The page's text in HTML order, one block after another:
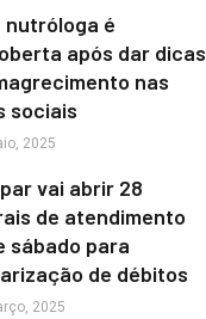
nutróloga é
após dar dicas
nas
sociais
2025
vai abrir 28
de atendimento
sábado para
de débitos
2025